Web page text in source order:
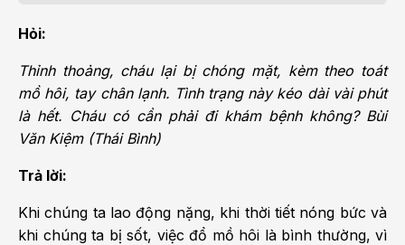
Hỏi:
Thỉnh thoảng, cháu lại bị chóng mặt, kèm theo toát
mồ hôi, tay chân lạnh. Tình trạng này kéo dài vài phút
là hết. Cháu có cần phải đi khám bệnh không? Bùi
Văn Kiệm (Thái Bình)
Trả lời:
Khi chúng ta lao động nặng, khi thời tiết nóng bức và
khi chúng ta bị sốt, việc đổ mồ hôi là bình th­ường, vì